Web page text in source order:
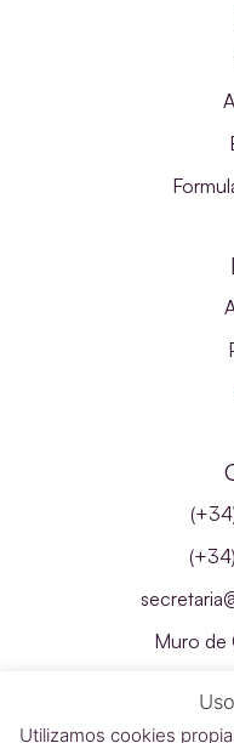
Muro de
Utilizamos cookies